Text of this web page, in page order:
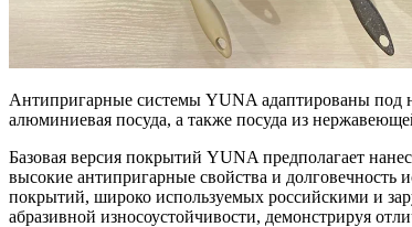
Антипригарные системы YUNA адаптированы под
алюминиевая посуда, а также посуда из
Базовая версия покрытий YUNA предполагает
высокие антипригарные свойства и
покрытий, широко используемых российскими и
абразивной износоустойчивости, демонстрируя